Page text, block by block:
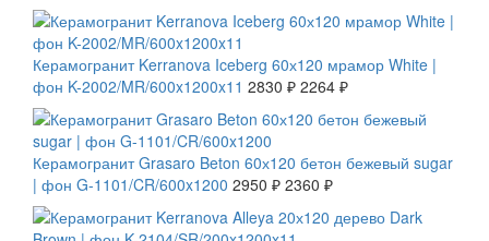
Керамогранит Kerranova Iceberg 60х120 мрамор White |
фон K-2002/MR/600x1200x11 2830 ₽ 2264 ₽
Керамогранит Grasaro Beton 60х120 бетон бежевый sugar
| фон G-1101/CR/600x1200 2950 ₽ 2360 ₽